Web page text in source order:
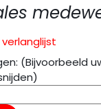
(Bijvoorbeeld